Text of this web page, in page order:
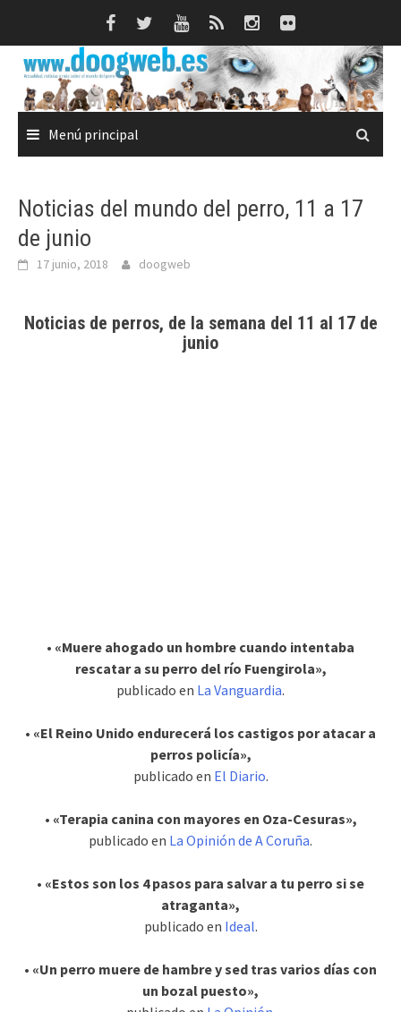
Menú principal
Noticias del mundo del perro, 11 a 17
de junio
17 junio, 2018 doogweb
Noticias de perros, de la semana del 11 al 17 de
junio
• «Muere ahogado un hombre cuando intentaba
rescatar a su perro del río Fuengirola»,
publicado en La Vanguardia.
• «El Reino Unido endurecerá los castigos por atacar a
perros policía»,
publicado en El Diario.
• «Terapia canina con mayores en Oza-Cesuras»,
publicado en La Opinión de A Coruña.
• «Estos son los 4 pasos para salvar a tu perro si se
atraganta»,
publicado en Ideal.
• «Un perro muere de hambre y sed tras varios días con
un bozal puesto»,